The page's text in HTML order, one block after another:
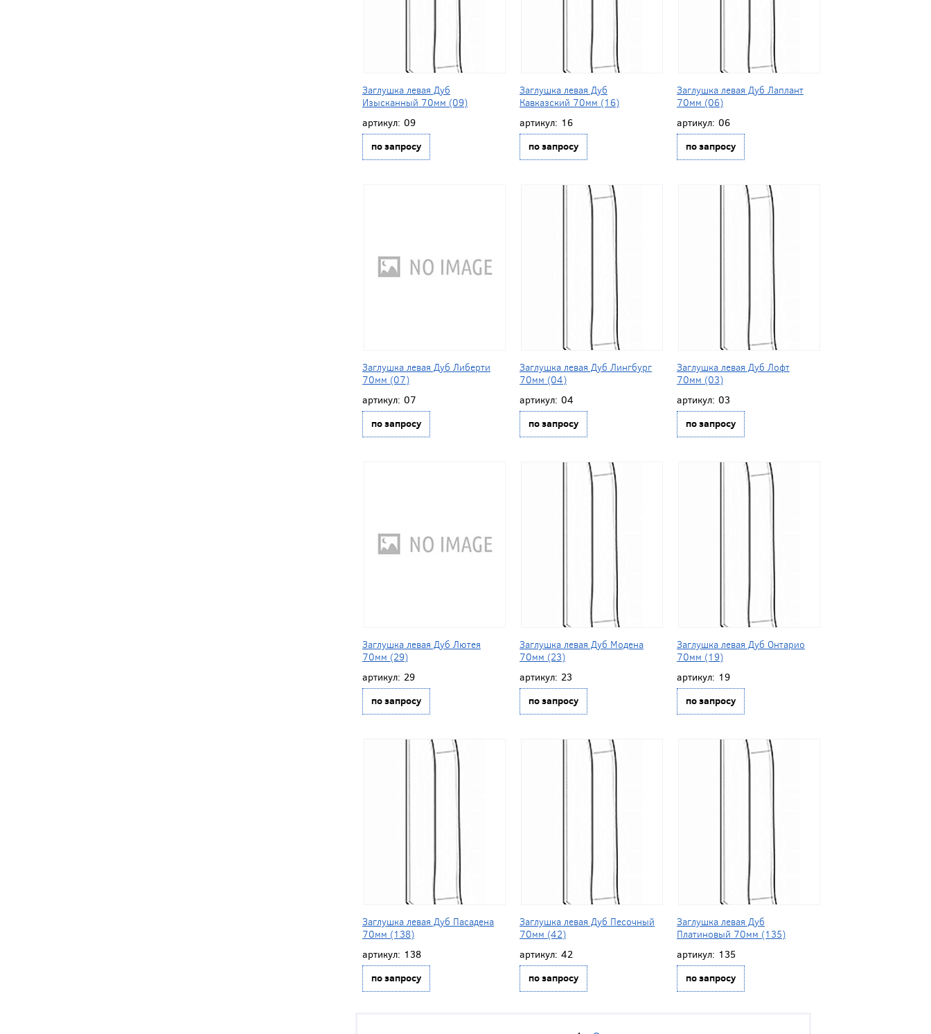
Заглушка левая Дуб
Изысканный 70мм (09)
артикул: 09
по запросу
Заглушка левая Дуб
Кавказский 70мм (16)
артикул: 16
по запросу
Заглушка левая Дуб Лаплант
70мм (06)
артикул: 06
по запросу
Заглушка левая Дуб Либерти
70мм (07)
артикул: 07
по запросу
Заглушка левая Дуб Лингбург
70мм (04)
артикул: 04
по запросу
Заглушка левая Дуб Лофт
70мм (03)
артикул: 03
по запросу
Заглушка левая Дуб Лютея
70мм (29)
артикул: 29
по запросу
Заглушка левая Дуб Модена
70мм (23)
артикул: 23
по запросу
Заглушка левая Дуб Онтарио
70мм (19)
артикул: 19
по запросу
Заглушка левая Дуб Пасадена
70мм (138)
артикул: 138
по запросу
Заглушка левая Дуб Песочный
70мм (42)
артикул: 42
по запросу
Заглушка левая Дуб
Платиновый 70мм (135)
артикул: 135
по запросу